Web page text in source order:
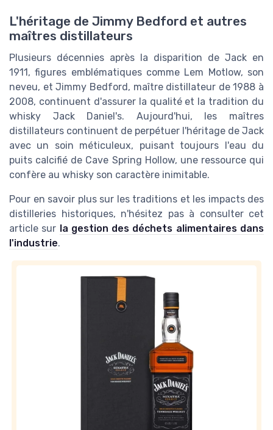
L'héritage de Jimmy Bedford et autres
maîtres distillateurs
Plusieurs décennies après la disparition de Jack en
1911, figures emblématiques comme Lem Motlow, son
neveu, et Jimmy Bedford, maître distillateur de 1988 à
2008, continuent d'assurer la qualité et la tradition du
whisky Jack Daniel's. Aujourd'hui, les maîtres
distillateurs continuent de perpétuer l'héritage de Jack
avec un soin méticuleux, puisant toujours l'eau du
puits calcifié de Cave Spring Hollow, une ressource qui
confère au whisky son caractère inimitable.
Pour en savoir plus sur les traditions et les impacts des
distilleries historiques, n'hésitez pas à consulter cet
article sur la gestion des déchets alimentaires dans
l'industrie.